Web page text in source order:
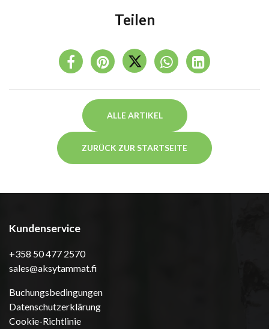
Teilen
ALLE ARTIKEL
ZURÜCK ZUR STARTSEITE
Kundenservice
+358 50 477 2570
sales@aksytammat.fi
Buchungsbedingungen
Datenschutzerklärung
Cookie-Richtlinie